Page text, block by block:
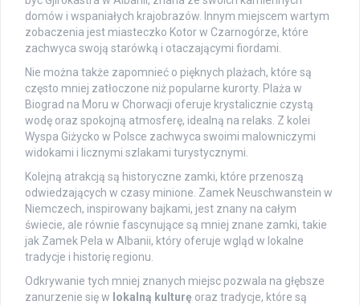
domów i wspaniałych krajobrazów. Innym miejscem wartym
zobaczenia jest miasteczko Kotor w Czarnogórze, które
zachwyca swoją starówką i otaczającymi fiordami.
Nie można także zapomnieć o pięknych plażach, które są
często mniej zatłoczone niż popularne kurorty. Plaża w
Biograd na Moru w Chorwacji oferuje krystalicznie czystą
wodę oraz spokojną atmosferę, idealną na relaks. Z kolei
Wyspa Giżycko w Polsce zachwyca swoimi malowniczymi
widokami i licznymi szlakami turystycznymi.
Kolejną atrakcją są historyczne zamki, które przenoszą
odwiedzających w czasy minione. Zamek Neuschwanstein w
Niemczech, inspirowany bajkami, jest znany na całym
świecie, ale równie fascynujące są mniej znane zamki, takie
jak Zamek Pela w Albanii, który oferuje wgląd w lokalne
tradycje i historię regionu.
Odkrywanie tych mniej znanych miejsc pozwala na głębsze
zanurzenie się w lokalną kulturę oraz tradycje, które są